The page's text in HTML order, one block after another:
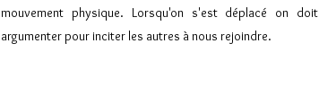
mouvement physique. Lorsqu'on s'est déplacé on doit
argumenter pour inciter les autres à nous rejoindre.